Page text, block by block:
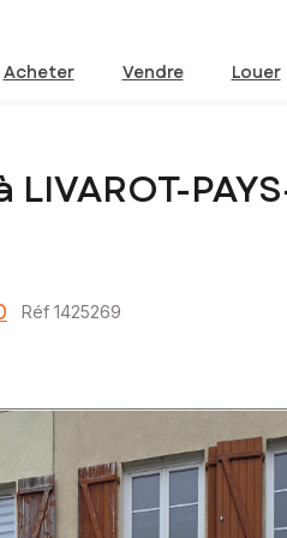
Acheter Vendre Louer
Réf 1425269